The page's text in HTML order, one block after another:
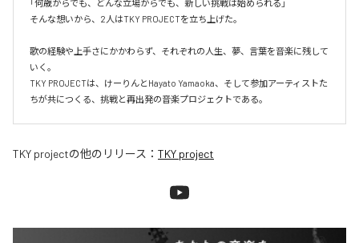
「何歳からでも、どんな立場からでも、新しい挑戦は始められる」
そんな想いから、2人はTKY PROJECTを立ち上げた。
歌の経験や上手さにかかわらず、それぞれの人生、夢、言葉を音楽に残して
いく。
TKY PROJECTは、けーりんとHayato Yamaoka、そして参加アーティストた
ちが共につくる、挑戦と再出発の音楽プロジェクトである。
TKY projectの他のリリース： TKY project